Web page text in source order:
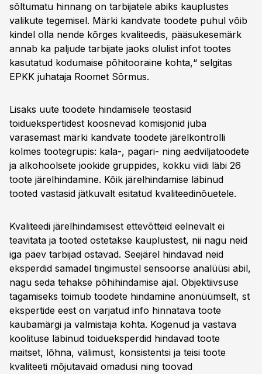
sõltumatu hinnang on tarbijatele abiks kauplustes
valikute tegemisel. Märki kandvate toodete puhul võib
kindel olla nende kõrges kvaliteedis, pääsukesemärk
annab ka paljude tarbijate jaoks olulist infot tootes
kasutatud kodumaise põhitooraine kohta,“ selgitas
EPKK juhataja Roomet Sõrmus.
Lisaks uute toodete hindamisele teostasid
toiduekspertidest koosnevad komisjonid juba
varasemast märki kandvate toodete järelkontrolli
kolmes tootegrupis: kala-, pagari- ning aedviljatoodete
ja alkohoolsete jookide gruppides, kokku viidi läbi 26
toote järelhindamine. Kõik järelhindamise läbinud
tooted vastasid jätkuvalt esitatud kvaliteedinõuetele.
Kvaliteedi järelhindamisest ettevõtteid eelnevalt ei
teavitata ja tooted ostetakse kauplustest, nii nagu neid
iga päev tarbijad ostavad. Seejärel hindavad neid
eksperdid samadel tingimustel sensoorse analüüsi abil,
nagu seda tehakse põhihindamise ajal. Objektiivsuse
tagamiseks toimub toodete hindamine anonüümselt, st
ekspertide eest on varjatud info hinnatava toote
kaubamärgi ja valmistaja kohta. Kogenud ja vastava
koolituse läbinud toidueksperdid hindavad toote
maitset, lõhna, välimust, konsistentsi ja teisi toote
kvaliteeti mõjutavaid omadusi ning toovad